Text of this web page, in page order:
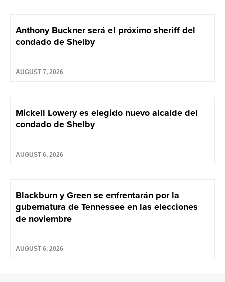
Anthony Buckner será el próximo sheriff del
condado de Shelby
AUGUST 7, 2026
Mickell Lowery es elegido nuevo alcalde del
condado de Shelby
AUGUST 6, 2026
Blackburn y Green se enfrentarán por la
gubernatura de Tennessee en las elecciones
de noviembre
AUGUST 6, 2026